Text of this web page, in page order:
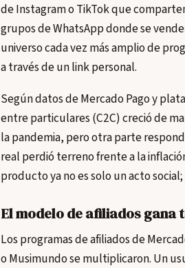
de Instagram o TikTok que
grupos de WhatsApp donde se
universo cada vez más amplio de
a través de un link personal.
Según datos de Mercado Pago y
entre particulares (C2C) creció de
la pandemia, pero otra parte
real perdió terreno frente a la
producto ya no es solo un acto
El modelo de afiliados gana
Los programas de afiliados de
o Musimundo se multiplicaron. Un